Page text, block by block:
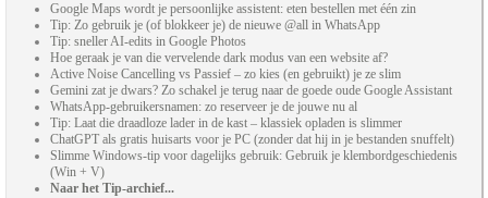
Google Maps wordt je persoonlijke assistent: eten bestellen met één zin
Tip: Zo gebruik je (of blokkeer je) de nieuwe @all in WhatsApp
Tip: sneller AI-edits in Google Photos
Hoe geraak je van die vervelende dark modus van een website af?
Active Noise Cancelling vs Passief – zo kies (en gebruikt) je ze slim
Gemini zat je dwars? Zo schakel je terug naar de goede oude Google Assistant
WhatsApp-gebruikersnamen: zo reserveer je de jouwe nu al
Tip: Laat die draadloze lader in de kast – klassiek opladen is slimmer
ChatGPT als gratis huisarts voor je PC (zonder dat hij in je bestanden snuffelt)
Slimme Windows-tip voor dagelijks gebruik: Gebruik je klembordgeschiedenis
(Win + V)
Naar het Tip-archief...